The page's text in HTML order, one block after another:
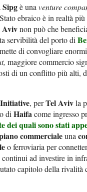
Sipgè una venture
ebraico è in realtà più
Avivnon può che
servibilità del porto di
di convogliare
maggiore commercio
di un conflitto più alti,
, perTel Avivla
di Haifacome ingresso
dei quali sono stati
commercialeuna
o ferroviaria per
ad investire in
capitolo della rivalità